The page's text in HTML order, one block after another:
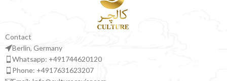
Contact
Berlin, Germany
Whatsapp: +491744620120
Phone: +4917631623207